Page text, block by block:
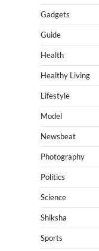
Gadgets
Guide
Health
Healthy Living
Lifestyle
Model
Newsbeat
Photography
Politics
Science
Shiksha
Sports